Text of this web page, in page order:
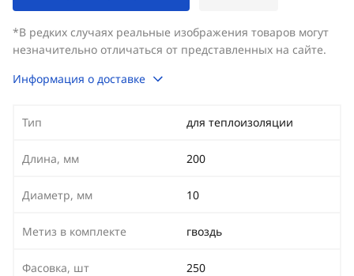
*В редких случаях реальные изображения товаров могут
незначительно отличаться от представленных на сайте.
Информация о доставке
Тип для теплоизоляции
Длина, мм 200
Диаметр, мм 10
Метиз в комплекте гвоздь
Фасовка, шт 250